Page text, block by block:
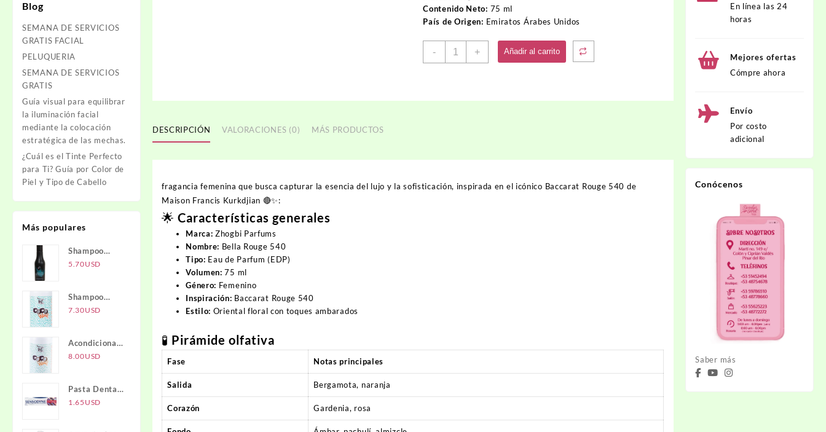
Blog
SEMANA DE SERVICIOS
GRATIS FACIAL
PELUQUERIA
SEMANA DE SERVICIOS
GRATIS
Guía visual para equilibrar
la iluminación facial
mediante la colocación
estratégica de las mechas.
¿Cuál es el Tinte Perfecto
para Ti? Guía por Color de
Piel y Tipo de Cabello
Más populares
Shampoo
Carbón
5.70USD
Shampoo
COCO WOW
7.30USD
Acondicionador
COCO WOW
8.00USD
Pasta Dental
Full
1.65 USD
Contenido Neto: 75 ml
País de Origen: Emiratos Árabes Unidos
-
Perfume
cantidad
+ Añadir al carrito
DESCRIPCIÓN VALORACIONES (0) MÁS PRODUCTOS
fragancia femenina que busca capturar la esencia del lujo y la sofisticación, inspirada en el icónico Baccarat Rouge 540 de
Maison Francis Kurkdjian 🔴✨:
🌟 Características generales
Marca: Zhogbi Parfums
Nombre: Bella Rouge 540
Tipo: Eau de Parfum (EDP)
Volumen: 75 ml
Género: Femenino
Inspiración: Baccarat Rouge 540
Estilo: Oriental floral con toques ambarados
🧪 Pirámide olfativa
Fase Notas principales
Salida Bergamota, naranja
Corazón Gardenia, rosa
En línea las 24
horas
Mejores ofertas
Cómpre ahora
Envío
Por costo
adicional
Conócenos
Saber más